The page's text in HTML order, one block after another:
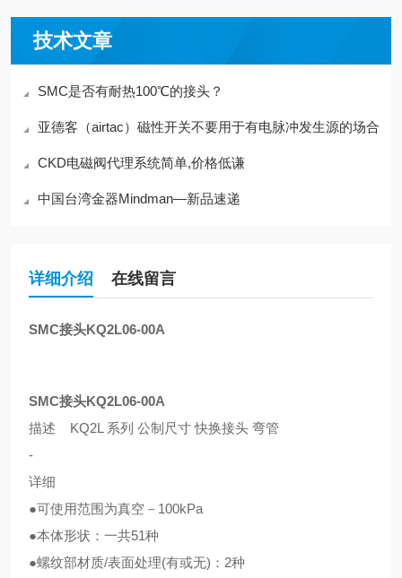
技术文章
SMC是否有耐热100℃的接头？
亚德客（airtac）磁性开关不要用于有电脉冲发生源的场合
CKD电磁阀代理系统简单,价格低谦
中国台湾金器Mindman—新品速递
详细介绍 在线留言
SMC接头KQ2L06-00A
SMC接头KQ2L06-00A
描述 KQ2L 系列 公制尺寸 快换接头 弯管
-
详细
●可使用范围为真空－100kPa
●本体形状：一共51种
●螺纹部材质/表面处理(有或无)：2种